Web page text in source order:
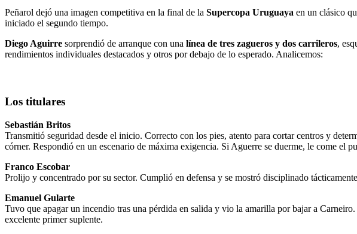
Peñarol dejó una imagen competitiva en la final de la Supercopa Uruguaya en un clásico
iniciado el segundo tiempo.
Diego Aguirre sorprendió de arranque con una línea de tres zagueros y dos carrileros,
rendimientos individuales destacados y otros por debajo de lo esperado. Analicemos:
Los titulares
Sebastián Britos
Transmitió seguridad desde el inicio. Correcto con los pies, atento para cortar centros y
córner. Respondió en un escenario de máxima exigencia. Si Aguerre se duerme, le come el
Franco Escobar
Prolijo y concentrado por su sector. Cumplió en defensa y se mostró disciplinado
Emanuel Gularte
Tuvo que apagar un incendio tras una pérdida en salida y vio la amarilla por bajar a
excelente primer suplente.